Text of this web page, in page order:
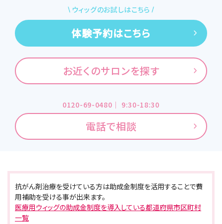
ウィッグのお試しはこちら
体験予約はこちら
お近くのサロンを探す
0120-69-0480｜ 9:30-18:30
電話で相談
抗がん剤治療を受けている方は助成金制度を活用することで費
用補助を受ける事が出来ます。
医療用ウィッグの助成金制度を導入している都道府県市区町村
一覧